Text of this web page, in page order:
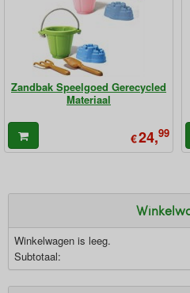
Zandbak Speelgoed Gerecycled
Materiaal
€24,99
Winkelwagen is leeg.
Subtotaal: